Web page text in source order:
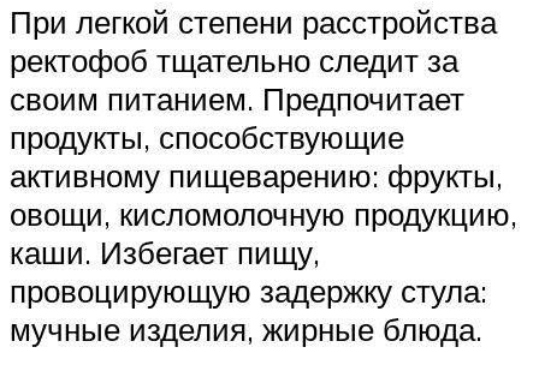
При легкой степени расстройства
ректофоб тщательно следит за
своим питанием. Предпочитает
продукты, способствующие
активному пищеварению: фрукты,
овощи, кисломолочную продукцию,
каши. Избегает пищу,
провоцирующую задержку стула:
мучные изделия, жирные блюда.